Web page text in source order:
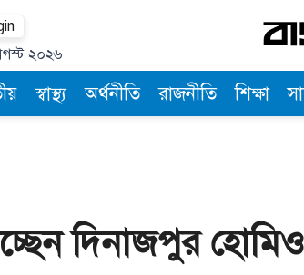
২০২৬
স্বাস্থ্য অর্থনীতি রাজনীতি শিক্ষা
দিনাজপুর